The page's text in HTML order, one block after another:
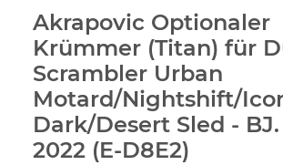
Akrapovic Optionaler
Krümmer (Titan) für
Scrambler Urban
Motard/Nightshift/
Dark/Desert Sled - BJ.
2022 (E-D8E2)